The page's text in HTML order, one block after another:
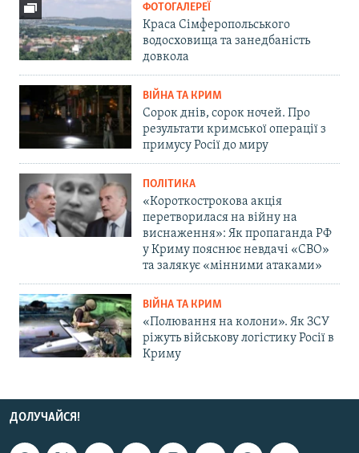
ФОТОГАЛЕРЕЇ
Краса Сімферопольського
водосховища та занедбаність
довкола
ВІЙНА ТА КРИМ
Сорок днів, сорок ночей. Про
результати кримської операції з
примусу Росії до миру
ПОЛІТИКА
«Короткострокова акція
перетворилася на війну на
виснаження»: Як пропаганда РФ
у Криму пояснює невдачі «СВО»
та залякує «мінними атаками»
ВІЙНА ТА КРИМ
«Полювання на колони». Як ЗСУ
ріжуть військову логістику Росії в
Криму
ДОЛУЧАЙСЯ!